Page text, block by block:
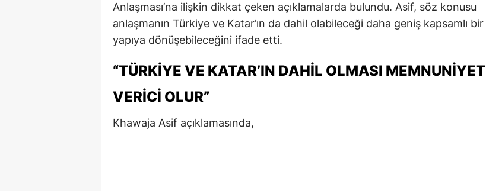
Anlaşması’na ilişkin dikkat çeken açıklamalarda bulundu. Asif, söz konusu
anlaşmanın Türkiye ve Katar’ın da dahil olabileceği daha geniş kapsamlı bir
yapıya dönüşebileceğini ifade etti.
“TÜRKİYE VE KATAR’IN DAHİL OLMASI MEMNUNİYET
VERİCİ OLUR”
Khawaja Asif açıklamasında,